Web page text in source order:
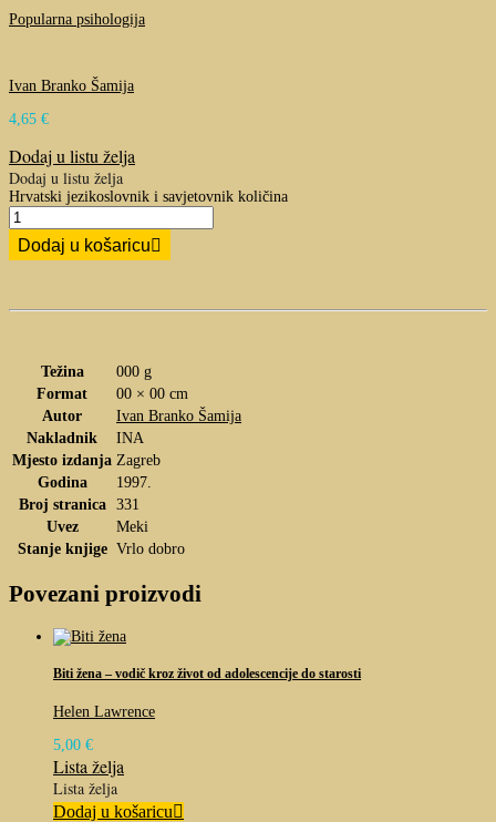
Popularna psihologija
Ivan Branko Šamija
4,65 €
Dodaj u listu želja
Dodaj u listu želja
Hrvatski jezikoslovnik i savjetovnik količina
Dodaj u košaricu
Težina
000 g
Format
00 × 00 cm
Autor
Ivan Branko Šamija
Nakladnik
INA
Mjesto izdanja Zagreb
Godina
1997.
Broj stranica
331
Uvez
Meki
Stanje knjige Vrlo dobro
Povezani proizvodi
Biti žena – vodič kroz život od adolescencije do starosti
Helen Lawrence
5,00 €
Lista želja
Lista želja
Dodaj u košaricu